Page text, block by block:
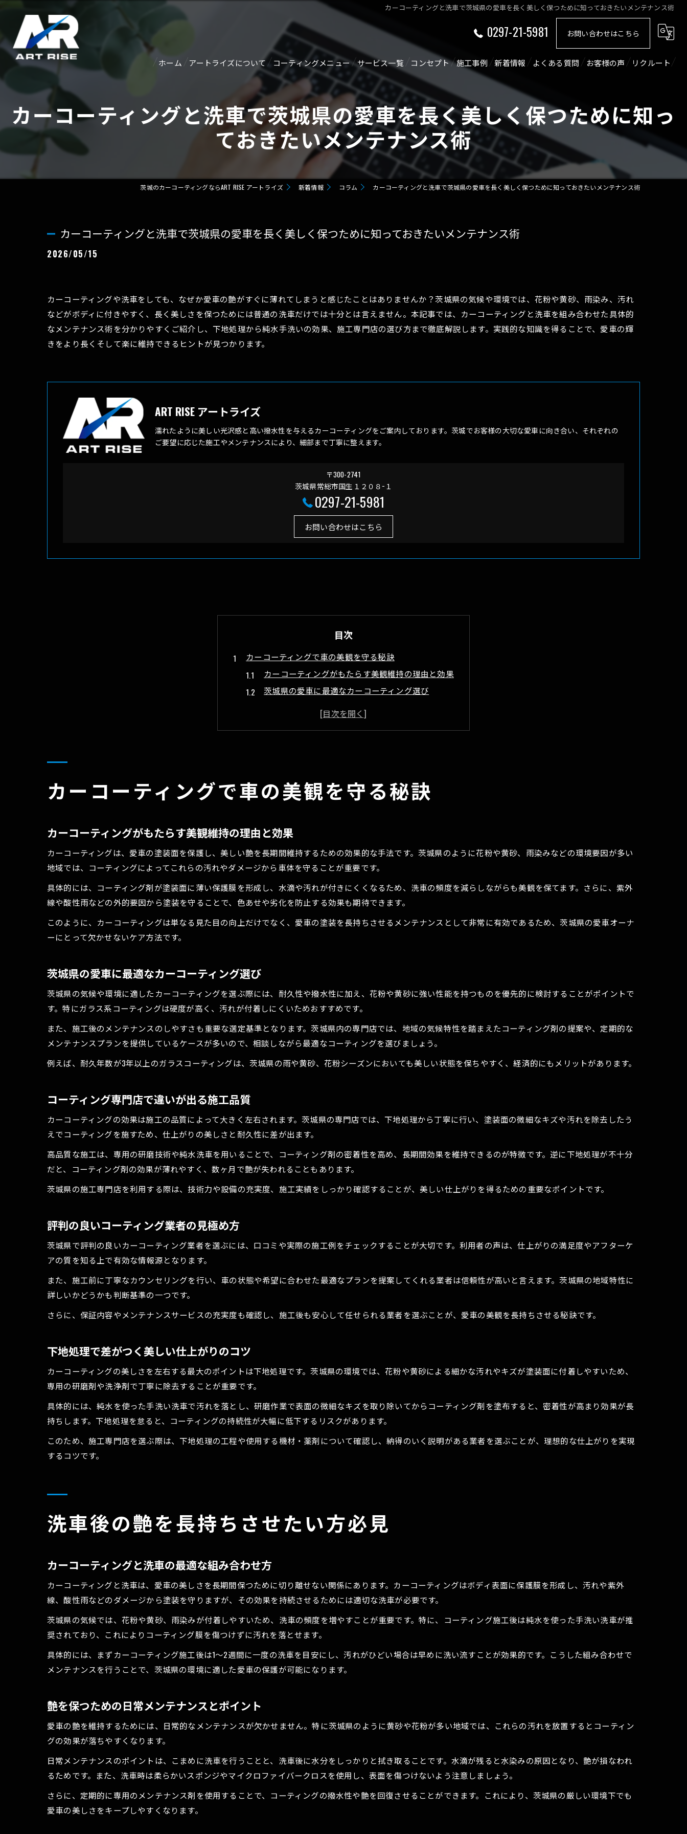
カーコーティングと洗車で茨城県の愛車を長く美しく保つために知っておきたいメンテナンス術
0297-21-5981 お問い合わせはこちら
ホーム アートライズについて
アクセス
コーティングメニュー
【新車向け】オススメコーティング剤
GTECHNIQセラミックコーティング
SERVFACESセラミックコーティング
GZOX HI MOHS COAT
GZOX GUARD GLAZE
gravice
サービス一覧
ルームクリーニング・消臭
ヘッドライトリペア
メンテナンス
ガラス関連
未塗装樹脂コーティング
ペンキ除去
コンセプト 施工事例
ショート動画
新着情報
コラム
よくある質問 お客様の声 リクルート
カーコーティングと洗車で茨城県の愛車を長く美しく保つために知っ
ておきたいメンテナンス術
茨城のカーコーティングならART RISE アートライズ 新着情報 コラム カーコーティングと洗車で茨城県の愛車を長く美しく保つために知っておきたいメンテナンス術
カーコーティングと洗車で茨城県の愛車を長く美しく保つために知っておきたいメンテナンス術
2026/05/15
カーコーティングや洗車をしても、なぜか愛車の艶がすぐに薄れてしまうと感じたことはありませんか？茨城県の気候や環境では、花粉や黄砂、雨染み、汚れ
などがボディに付きやすく、長く美しさを保つためには普通の洗車だけでは十分とは言えません。本記事では、カーコーティングと洗車を組み合わせた具体的
なメンテナンス術を分かりやすくご紹介し、下地処理から純水手洗いの効果、施工専門店の選び方まで徹底解説します。実践的な知識を得ることで、愛車の輝
きをより長くそして楽に維持できるヒントが見つかります。
ART RISE アートライズ
濡れたように美しい光沢感と高い撥水性を与えるカーコーティングをご案内しております。茨城でお客様の大切な愛車に向き合い、それぞれの
ご要望に応じた施工やメンテナンスにより、細部まで丁寧に整えます。
〒300-2741
茨城県常総市国生１２０８−１
0297-21-5981
お問い合わせはこちら
目次
カーコーティングで車の美観を守る秘訣
カーコーティングがもたらす美観維持の理由と効果
茨城県の愛車に最適なカーコーティング選び
コーティング専門店で違いが出る施工品質
艶を保つための日常メンテナンスとポイント
専門店ならではの洗車・磨きの仕上がり体験
純水手洗いが叶える驚きの仕上がり
専門店の純水洗車で実感する光沢の違い
カーコーティング施工車に適した洗車術
茨城県で人気の純水洗車サービスの特徴
ドアやホイール周りまで美しく保つコツ
専門店が重視する下地処理と定期メンテナンス
車磨き専門店流の細部清掃テクニック紹介
固着汚れ対策に有効なカーケア方法を解説
茨城県の環境に最適なカーケア方法
汚れや雨染みに強いガラスコーティングの特徴
コーティング後の洗車が楽になる理由
定期的な洗車で実感するコーティングの効果
口コミで広がる洗車負担軽減の実体験
カーコーティングで車の美観を守る秘訣
カーコーティングがもたらす美観維持の理由と効果
カーコーティングは、愛車の塗装面を保護し、美しい艶を長期間維持するための効果的な手法です。茨城県のように花粉や黄砂、雨染みなどの環境要因が多い
地域では、コーティングによってこれらの汚れやダメージから車体を守ることが重要です。
具体的には、コーティング剤が塗装面に薄い保護膜を形成し、水滴や汚れが付きにくくなるため、洗車の頻度を減らしながらも美観を保てます。さらに、紫外
線や酸性雨などの外的要因から塗装を守ることで、色あせや劣化を防止する効果も期待できます。
このように、カーコーティングは単なる見た目の向上だけでなく、愛車の塗装を長持ちさせるメンテナンスとして非常に有効であるため、茨城県の愛車オーナ
ーにとって欠かせないケア方法です。
茨城県の愛車に最適なカーコーティング選び
茨城県の気候や環境に適したカーコーティングを選ぶ際には、耐久性や撥水性に加え、花粉や黄砂に強い性能を持つものを優先的に検討することがポイントで
す。特にガラス系コーティングは硬度が高く、汚れが付着しにくいためおすすめです。
また、施工後のメンテナンスのしやすさも重要な選定基準となります。茨城県内の専門店では、地域の気候特性を踏まえたコーティング剤の提案や、定期的な
メンテナンスプランを提供しているケースが多いので、相談しながら最適なコーティングを選びましょう。
例えば、耐久年数が3年以上のガラスコーティングは、茨城県の雨や黄砂、花粉シーズンにおいても美しい状態を保ちやすく、経済的にもメリットがあります。
コーティング専門店で違いが出る施工品質
カーコーティングの効果は施工の品質によって大きく左右されます。茨城県の専門店では、下地処理から丁寧に行い、塗装面の微細なキズや汚れを除去したう
えでコーティングを施すため、仕上がりの美しさと耐久性に差が出ます。
高品質な施工は、専用の研磨技術や純水洗車を用いることで、コーティング剤の密着性を高め、長期間効果を維持できるのが特徴です。逆に下地処理が不十分
だと、コーティング剤の効果が薄れやすく、数ヶ月で艶が失われることもあります。
茨城県の施工専門店を利用する際は、技術力や設備の充実度、施工実績をしっかり確認することが、美しい仕上がりを得るための重要なポイントです。
評判の良いコーティング業者の見極め方
茨城県で評判の良いカーコーティング業者を選ぶには、口コミや実際の施工例をチェックすることが大切です。利用者の声は、仕上がりの満足度やアフターケ
アの質を知る上で有効な情報源となります。
また、施工前に丁寧なカウンセリングを行い、車の状態や希望に合わせた最適なプランを提案してくれる業者は信頼性が高いと言えます。茨城県の地域特性に
詳しいかどうかも判断基準の一つです。
さらに、保証内容やメンテナンスサービスの充実度も確認し、施工後も安心して任せられる業者を選ぶことが、愛車の美観を長持ちさせる秘訣です。
下地処理で差がつく美しい仕上がりのコツ
カーコーティングの美しさを左右する最大のポイントは下地処理です。茨城県の環境では、花粉や黄砂による細かな汚れやキズが塗装面に付着しやすいため、
専用の研磨剤や洗浄剤で丁寧に除去することが重要です。
具体的には、純水を使った手洗い洗車で汚れを落とし、研磨作業で表面の微細なキズを取り除いてからコーティング剤を塗布すると、密着性が高まり効果が長
持ちします。下地処理を怠ると、コーティングの持続性が大幅に低下するリスクがあります。
このため、施工専門店を選ぶ際は、下地処理の工程や使用する機材・薬剤について確認し、納得のいく説明がある業者を選ぶことが、理想的な仕上がりを実現
するコツです。
洗車後の艶を長持ちさせたい方必見
カーコーティングと洗車の最適な組み合わせ方
カーコーティングと洗車は、愛車の美しさを長期間保つために切り離せない関係にあります。カーコーティングはボディ表面に保護膜を形成し、汚れや紫外
線、酸性雨などのダメージから塗装を守りますが、その効果を持続させるためには適切な洗車が必要です。
茨城県の気候では、花粉や黄砂、雨染みが付着しやすいため、洗車の頻度を増やすことが重要です。特に、コーティング施工後は純水を使った手洗い洗車が推
奨されており、これによりコーティング膜を傷つけずに汚れを落とせます。
具体的には、まずカーコーティング施工後は1〜2週間に一度の洗車を目安にし、汚れがひどい場合は早めに洗い流すことが効果的です。こうした組み合わせで
メンテナンスを行うことで、茨城県の環境に適した愛車の保護が可能になります。
艶を保つための日常メンテナンスとポイント
愛車の艶を維持するためには、日常的なメンテナンスが欠かせません。特に茨城県のように黄砂や花粉が多い地域では、これらの汚れを放置するとコーティン
グの効果が落ちやすくなります。
日常メンテナンスのポイントは、こまめに洗車を行うことと、洗車後に水分をしっかりと拭き取ることです。水滴が残ると水染みの原因となり、艶が損なわれ
るためです。また、洗車時は柔らかいスポンジやマイクロファイバークロスを使用し、表面を傷つけないよう注意しましょう。
さらに、定期的に専用のメンテナンス剤を使用することで、コーティングの撥水性や艶を回復させることができます。これにより、茨城県の厳しい環境下でも
愛車の美しさをキープしやすくなります。
お問い合わせはこちら